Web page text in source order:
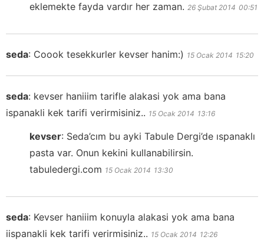
eklemekte fayda vardır her zaman. 26 Şubat 2014 00:51
seda: Coook tesekkurler kevser hanim:) 15 Ocak 2014 15:20
seda: kevser haniiim tarifle alakasi yok ama bana
ispanakli kek tarifi verirmisiniz.. 15 Ocak 2014 13:16
kevser: Seda’cım bu ayki Tabule Dergi’de ıspanaklı
pasta var. Onun kekini kullanabilirsin.
tabuledergi.com 15 Ocak 2014 13:30
seda: Kevser haniiim konuyla alakasi yok ama bana
iispanakli kek tarifi verirmisiniz.. 15 Ocak 2014 12:26